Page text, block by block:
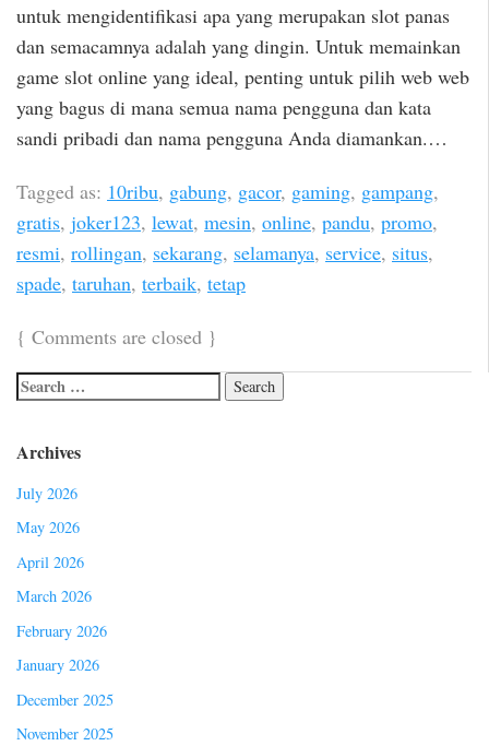
untuk mengidentifikasi apa yang merupakan slot panas
dan semacamnya adalah yang dingin. Untuk memainkan
game slot online yang ideal, penting untuk pilih web web
yang bagus di mana semua nama pengguna dan kata
sandi pribadi dan nama pengguna Anda diamankan.…
Tagged as: 10ribu, gabung, gacor, gaming, gampang,
gratis, joker123, lewat, mesin, online, pandu, promo,
resmi, rollingan, sekarang, selamanya, service, situs,
spade, taruhan, terbaik, tetap
{ Comments are closed }
Archives
July 2026
May 2026
April 2026
March 2026
February 2026
January 2026
December 2025
November 2025